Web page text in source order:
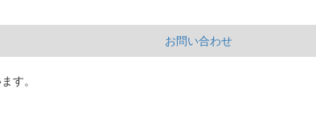
お問い合わせ
す。